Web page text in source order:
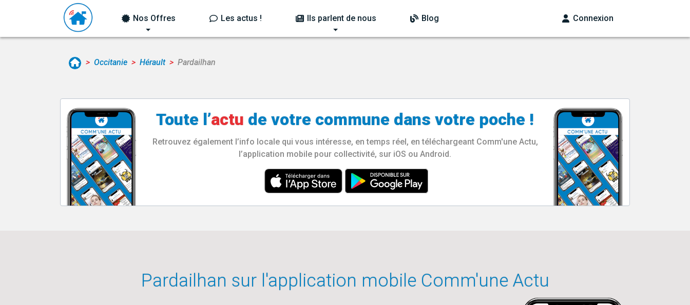
Nos Offres Les actus ! Ils parlent de nous Blog Connexion
Occitanie Hérault Pardailhan
Toute l’actu de votre commune dans votre poche !
Retrouvez également l’info locale qui vous intéresse, en temps réel, en téléchargeant Comm'une Actu,
l’application mobile pour collectivité, sur iOS ou Android.
Pardailhan sur l'application mobile Comm'une Actu